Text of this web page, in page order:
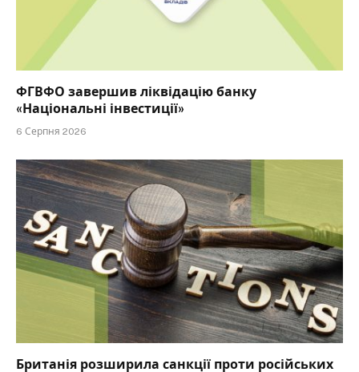
ФГВФО завершив ліквідацію банку
«Національні інвестиції»
6 Серпня 2026
Британія розширила санкції проти російських